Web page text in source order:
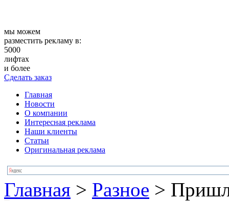
мы можем
разместить рекламу в:
5000
лифтах
и более
Сделать заказ
Главная
Новости
О компании
Интересная реклама
Наши клиенты
Статьи
Оригинальная реклама
Главная > Разное >